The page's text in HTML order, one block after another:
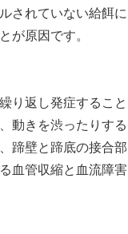
されていない給餌に
原因です。
り返し発症すること
動きを渋ったりする
蹄壁と蹄底の接合部
血管収縮と血流障害